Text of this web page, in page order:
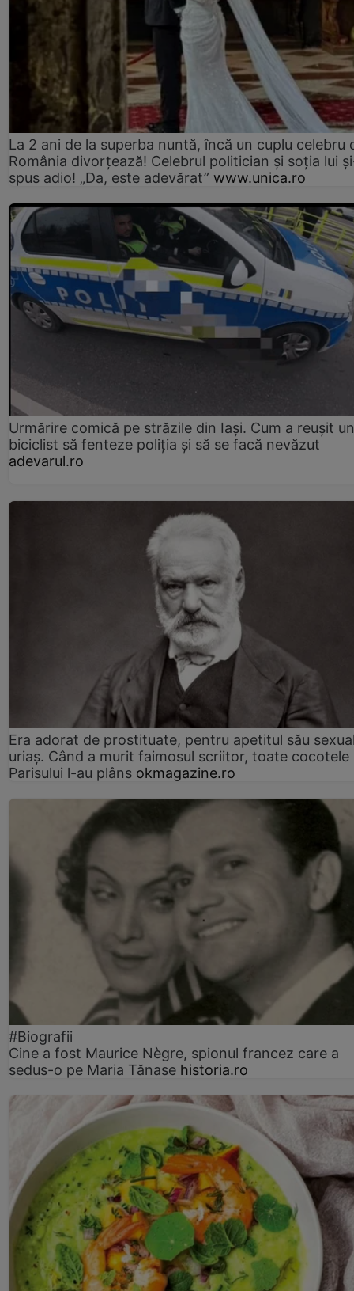
La 2 ani de la superba nuntă, încă un cuplu celebru
România divorțează! Celebrul politician și soția lui
spus adio! „Da, este adevărat” www.unica.ro
Urmărire comică pe străzile din Iași. Cum a reușit un
biciclist să fenteze poliția și să se facă nevăzut
adevarul.ro
Era adorat de prostituate, pentru apetitul său
uriaș. Când a murit faimosul scriitor, toate cocotele
Parisului l-au plâns okmagazine.ro
#Biografii
Cine a fost Maurice Nègre, spionul francez care a
sedus-o pe Maria Tănase historia.ro